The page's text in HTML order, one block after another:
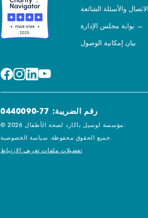
والأسئلة الشائعة
بوابة مجلس الإدارة
بيان إمكانية الوصول
رقم الضريبة: 77-0440090
© 2026 مؤسسة لوسيل باكارد لصحة الأطفال.
جميع الحقوق محفوظة.سياسة الخصوصية.
تفضيلات ملفات تعريف الارتباط